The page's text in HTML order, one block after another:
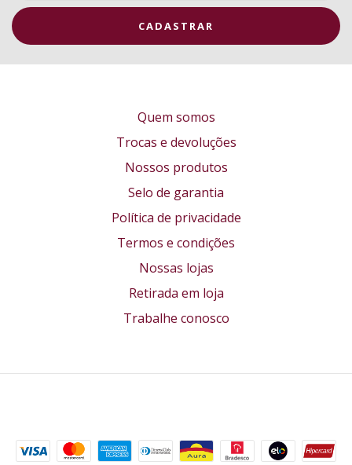
Quem somos
Trocas e devoluções
Nossos produtos
Selo de garantia
Política de privacidade
Termos e condições
Nossas lojas
Retirada em loja
Trabalhe conosco